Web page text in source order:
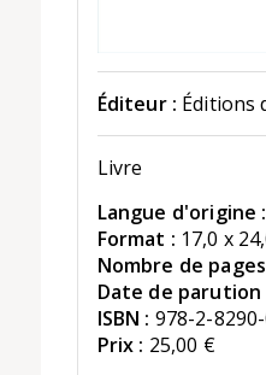
Éditeur : Éditions
Livre
Langue d'origine :
Format : 17,0 x
Nombre de
Date de parution
ISBN : 978-2-
Prix : 25,00 €